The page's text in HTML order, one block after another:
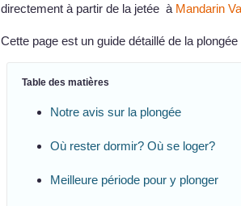
directement à partir de la jetée à Mandarin
Cette page est un guide détaillé de la plongée
Table des matières
Notre avis sur la plongée
Où rester dormir? Où se loger?
Meilleure période pour y plonger